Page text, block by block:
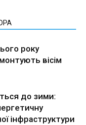
року
вісім
до зими:
інфраструктури